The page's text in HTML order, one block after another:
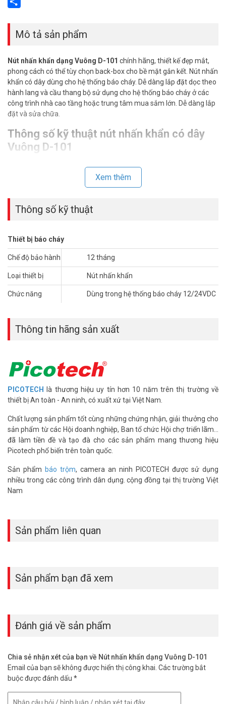
Mô tả sản phẩm
Nút nhấn khẩn dạng Vuông D-101 chính hãng, thiết kế đẹp mắt,
phong cách có thể tùy chọn back-box cho bề mặt gắn kết. Nút nhấn
khẩn có dây dùng cho hệ thống báo cháy. Dễ dàng lắp đặt dọc theo
hành lang và cầu thang bộ sử dụng cho hệ thống báo cháy ở các
công trình nhà cao tầng hoặc trung tâm mua sắm lớn. Dễ dàng lắp
đặt và sửa chữa.
Thông số kỹ thuật nút nhấn khẩn có dây
Vuông D-101
– Dùng trong hệ thống báo cháy 12/24V DC.
– Xuất xứ: ASIA
– Bảo hành 12 tháng
Để cập nhật thông tin giá nút nhấn D-101 mới nhất, quý khách
hàng vui lòng liên hệ HOTLINE 1900 9259 để được hỗ trợ tốt nhất.
Tham khảo thêm thông tin tạiFacebook Vuhoangtelecom
Xem thêm
Thông số kỹ thuật
Thiết bị báo cháy
Chế độ bảo hành 12 tháng
Loại thiết bị Nút nhấn khẩn
Chức năng Dùng trong hệ thống báo cháy 12/24VDC
Thông tin hãng sản xuất
PICOTECH là thương hiệu uy tín hơn 10 năm trên thị trường về
thiết bị An toàn - An ninh, có xuất xứ tại Việt Nam.
Chất lượng sản phẩm tốt cùng những chứng nhận, giải thưởng cho
sản phẩm từ các Hội doanh nghiệp, Ban tổ chức Hội chợ triển lãm...
đã làm tiền đề và tạo đà cho các sản phẩm mang thương hiệu
Picotech phổ biến trên toàn quốc.
Sản phẩm báo trộm, camera an ninh PICOTECH được sử dụng
nhiều trong các công trình dân dụng. cộng đồng tại thị trường Việt
Nam
Sản phẩm liên quan
Sản phẩm bạn đã xem
Đánh giá về sản phẩm
Chia sẻ nhận xét của bạn về Nút nhấn khẩn dạng Vuông D-101
Email của bạn sẽ không được hiển thị công khai. Các trường bắt
buộc được đánh dấu *